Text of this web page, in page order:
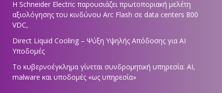
Η Schneider Electric παρουσιάζει πρωτοποριακή μελέτη
αξιολόγησης του κινδύνου Arc Flash σε data centers 800
VDC,
Direct Liquid Cooling – Ψύξη Υψηλής Απόδοσης για AI
Υποδομές
Το κυβερνοέγκλημα γίνεται συνδρομητική υπηρεσία: AI,
malware και υποδομές «ως υπηρεσία»